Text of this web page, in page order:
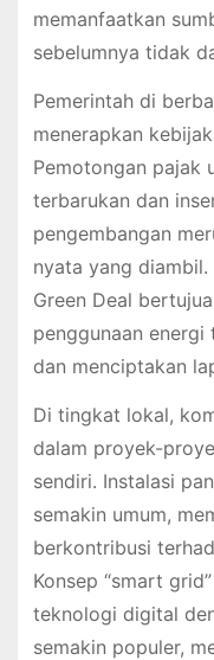
memanfaatkan
sebelumnya tidak
Pemerintah di
menerapkan
Pemotongan pajak
terbarukan dan
pengembangan
nyata yang
Green Deal
penggunaan energi
dan menciptakan
Di tingkat lokal,
dalam proyek-
sendiri. Instalasi
semakin umum,
berkontribusi
Konsep “smart
teknologi digital
semakin populer,